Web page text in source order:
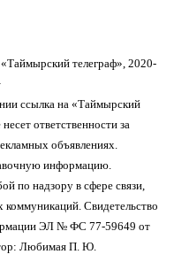
телеграф», 2020-
ссылка на «Таймырский
ответственности за
объявлениях.
информацию.
по надзору в сфере связи,
Свидетельство
ЭЛ № ФС 77-59649 от
Любимая П. Ю.